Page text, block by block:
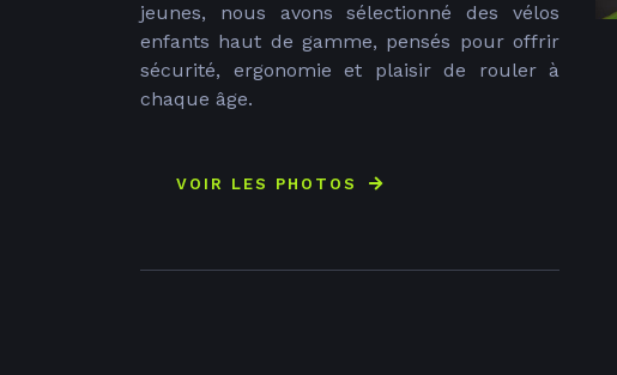
jeunes, nous avons sélectionné des vélos
enfants haut de gamme, pensés pour offrir
sécurité, ergonomie et plaisir de rouler à
chaque âge.
VOIR LES PHOTOS